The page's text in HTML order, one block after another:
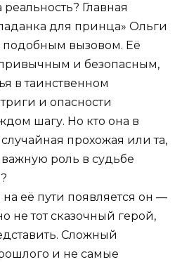
Главная
для принца» Ольги
подобным вызовом. Её
и безопасным,
в таинственном
и опасности
шагу. Но кто она в
прохожая или та,
роль в судьбе
на её пути появляется он —
не тот сказочный герой,
Сложный
и не самые